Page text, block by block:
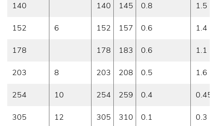
140 140 145 0.8 1.5
152 6 152 157 0.6 1.4
178 178 183 0.6 1.1
203 8 203 208 0.5 1.6
254 10 254 259 0.4 0.45
305 12 305 310 0.1 0.3